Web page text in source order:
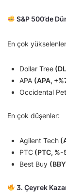
S&P 500’de
En çok
Dollar Tree
APA (APA,
Occidental
En çok düşenler:
Agilent Tech
PTC (PTC,
Best Buy
3. Çeyrek